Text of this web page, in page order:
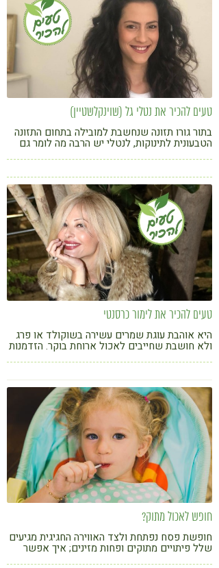
טעים להכיר את נטלי גל (שוינקלשטיין)
בתור גורו תזונה שנחשבת למובילה בתחום התזונה
הטבעונית לתינוקות, לנטלי יש הרבה מה לומר גם
לשווארמה טופו ערמונים
טעים להכיר את לימור כרסנטי
היא אוהבת עוגת שמרים עשירה בשוקולד או פרג
ולא חושבת שחייבים לאכול ארוחת בוקר. הזדמנות
חופש לאכול מתוק?
חופשת פסח נפתחת ולצד האווירה החגיגית מגיעים
שלל פיתויים מתוקים ופחות מזינים; איך אפשר